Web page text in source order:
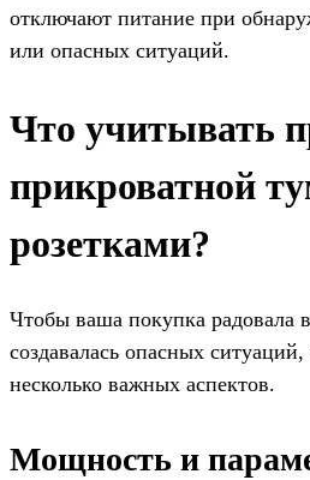
отключают питание при
или опасных ситуаций.
Что учитывать
прикроватной
розетками?
Чтобы ваша покупка радовала
создавалась опасных
несколько важных аспектов.
Мощность и